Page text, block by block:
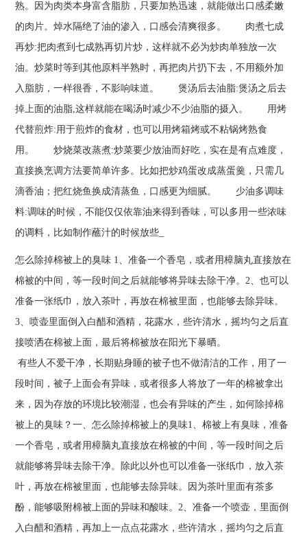
熟。因为肉类本身富含脂肪，只要加热迅速，就能做出口感柔嫩
的肉片。焯水隔绝了油的渗入，口感会清爽很多。 肉煮七成
再炒:把肉煮到七成熟再切片炒，这样就不必为炒肉单独放一次
油。炒菜时等到其他原料半熟时，再把肉片扔下去，不用额外加
入脂肪，一样很香，不影响味道。 煲汤后去油脂:煲汤之后去
掉上面的油脂,这样就能在喝汤时减少不少油脂的摄入。 用烤
代替煎炸:用于煎炸的食材，也可以用烤箱烤或不粘锅烤熟食
用。 炒烧菜改蒸煮:炒菜要少放油而好吃，实在是有点难度，
直接换烹调方法要简单许多。比如把炒鸡蛋改成蒸蛋羹，只需几
滴香油；把红烧鱼换成清蒸鱼，口感更为细腻。 少油多调味
料:调味的时候，不能仅仅依靠油来得到香味，可以多用一些浓味
的调料，比如制作蘸汁的时候放些_
怎么除掉棉被上的臭味 1、准备一个香皂，或者用樟脑丸直接放在
棉被的中间，等一段时间之后就能够将异味去除干净。2、也可以
准备一张纸巾，放入茶叶，再放在棉被里面，也能够去除异味。
3、喷壶里面倒入白醋和酒精，花露水，些许清水，摇均匀之后直
接喷洒在棉被上面，最后将棉被放在阳光下暴晒。
有些人不爱干净，长期贴身睡的被子也不做清洁的工作，用了一
段时间，被子上面会有异味，或者很多人将放了一年的棉被拿出
来，因为存放的环境比较潮湿，也会有异味的产生，如何除掉棉
被上的臭味？一、怎么除掉棉被上的臭味1、棉被上有臭味，准备
一个香皂，或者用樟脑丸直接放在棉被的中间，等一段时间之后
就能够将异味去除干净。除此以外也可以准备一张纸巾，放入茶
叶，再放在棉被里面，也能够去除异味。因为茶叶里面有茶多
酚，能够吸附棉被上面的异味和酸味。2、准备一个喷壶，里面倒
入白醋和酒精，再加上一点点花露水，些许清水，摇均匀之后直